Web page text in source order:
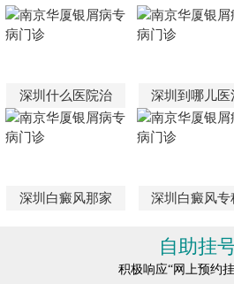
深圳什么医院治 深圳到哪儿医
深圳白癜风那家 深圳白癜风专
自助挂
积极响应“网上预约